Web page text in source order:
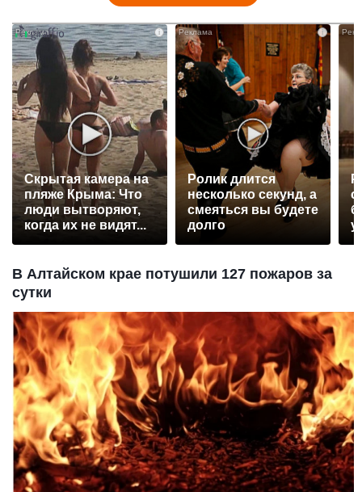
i
Скрытая камера на
пляже Крыма: Что
люди вытворяют,
когда их не видят...
Ролик длится
несколько секунд, а
смеяться вы будете
долго
В Алтайском крае потушили 127 пожаров за
сутки